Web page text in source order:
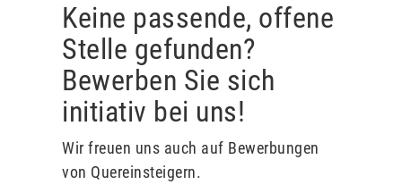
Keine passende, offene
Stelle gefunden?
Bewerben Sie sich
initiativ bei uns!
Wir freuen uns auch auf Bewerbungen
von Quereinsteigern.